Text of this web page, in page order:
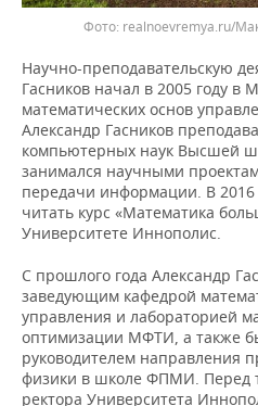
realnoevremya.ru/
Научно-преподавательскую
Гасников начал в 2005 году
математических основ
Александр Гасников
компьютерных наук Высшей
занимался научными
передачи информации. В 2016
читать курс «Математика
Университете Иннополис.
С прошлого года Александр
заведующим кафедрой
управления и лабораторией
оптимизации МФТИ, а также
руководителем направления
физики в школе ФПМИ. Перед
ректора Университета